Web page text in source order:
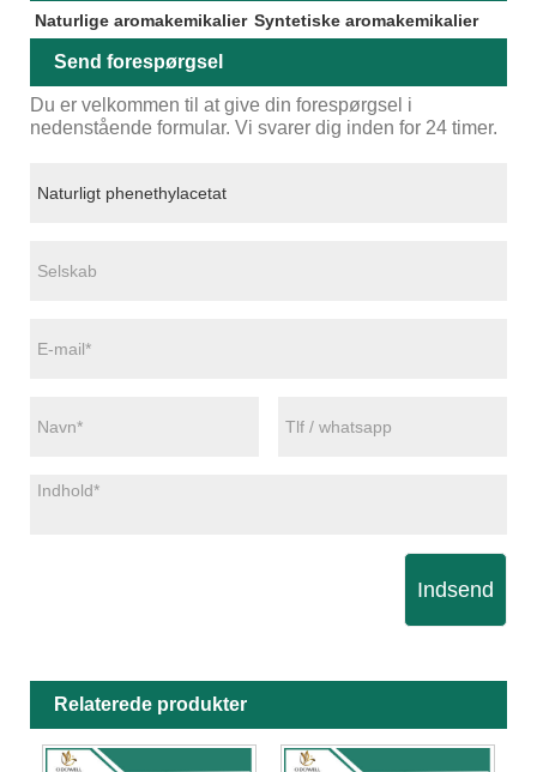
Naturlige aromakemikalier Syntetiske aromakemikalier
Send forespørgsel
Du er velkommen til at give din forespørgsel i
nedenstående formular. Vi svarer dig inden for 24 timer.
Indsend
Relaterede produkter